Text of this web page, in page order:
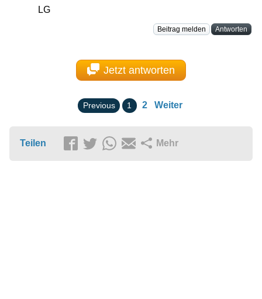
LG
Beitrag melden Antworten
Jetzt antworten
Previous 1 2 Weiter
Teilen Mehr